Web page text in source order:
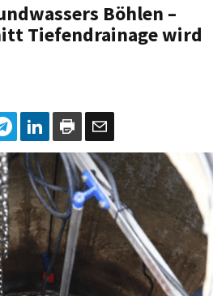
Böhlen –
Tiefendrainage wird